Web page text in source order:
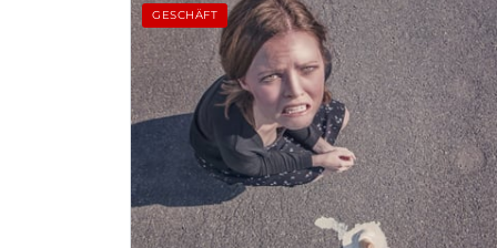
GESCHÄFT